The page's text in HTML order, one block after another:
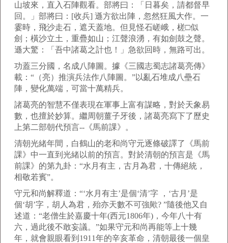
山坡來，直入石陣觀看。部將曰：「日暮矣，請都督早
回。」部將曰：[收兵] 遜方欲出陣，忽然狂風大作。一
霎時，飛沙走石，遮天蓋地。但見怪石嵯峨，槎□似
劍；橫沙立土，重疊如山；江聲浪湧，有如劍鼓之聲。
遜大驚：「吾中諸葛之計也！」急欲回時，無路可出。
功蓋三分國，名成八陣圖。據《三國志蜀志諸葛亮傳》
載：“（亮）推演兵法作八陣圖。”以亂石堆成八壘石
陣，變化萬端，可當十萬精兵。
諸葛亮的智慧不僅表現在軍事上富有謀略，對於天象易
數，也擅於妙算。繼周朝薑子牙後，諸葛亮寫下了歷史
上第二部朝代預言--《馬前課》。
清朝光緒年間，白鶴山的老和尚守元逐條破譯了《馬前
課》中一直到光緒以前的預言。對於清朝的預言是《馬
前課》的第九卦：“水月有主，古月為君，十傳絕統，
相敬若賓”。
守元和尚解釋道：“‘水月有主’是個‘清’字 ，‘古月’是
個‘胡’字，胡人為君，殆亦天數不可強歟? ”隨後他又自
述道：“老僧生於嘉慶十年(西元1806年)，今年八十有
六，過此後不敢妄議。”如果守元和尚再能等上十幾
年，就會親眼看到1911年的辛亥革命，清朝最後一個皇